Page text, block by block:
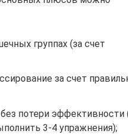
группах (за счет
за счет
потери эффективности
3-4 упражнения);